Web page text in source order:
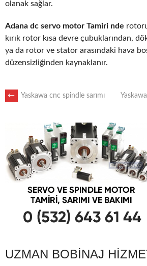
olanak sağlar.
Adana dc servo motor Tamiri nde
kırık rotor kısa devre çubuklarından,
ya da rotor ve stator arasındaki hava
düzensizliğinden kaynaklanır.
POST
NAVIGATION
← Yaskawa cnc spindle sarımı
UZMAN BOBINAJ